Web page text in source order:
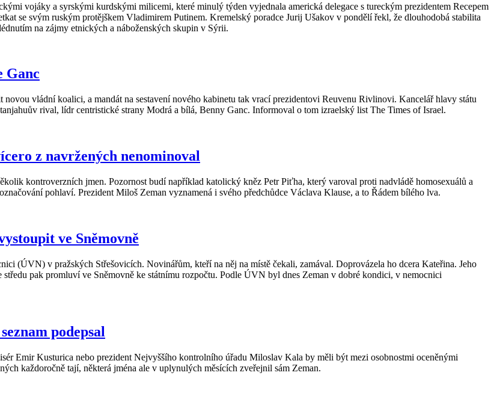
vojáky a syrskými kurdskými milicemi, které minulý týden vyjednala americká delegace s tureckým prezidentem Recepem
se svým ruským protějškem Vladimirem Putinem. Kremelský poradce Jurij Ušakov v pondělí řekl, že dlouhodobá stabilita
na zájmy etnických a náboženských skupin v Sýrii.
Ganc
vládní koalici, a mandát na sestavení nového kabinetu tak vrací prezidentovi Reuvenu Rivlinovi. Kancelář hlavy státu
rival, lídr centristické strany Modrá a bílá, Benny Ganc. Informoval o tom izraelský list The Times of Israel.
z navržených nenominoval
kontroverzních jmen. Pozornost budí například katolický kněz Petr Piťha, který varoval proti nadvládě homosexuálů a
pohlaví. Prezident Miloš Zeman vyznamená i svého předchůdce Václava Klause, a to Řádem bílého lva.
ve Sněmovně
(ÚVN) v pražských Střešovicích. Novinářům, kteří na něj na místě čekali, zamával. Doprovázela ho dcera Kateřina. Jeho
pak promluví ve Sněmovně ke státnímu rozpočtu. Podle ÚVN byl dnes Zeman v dobré kondici, v nemocnici
podepsal
Emir Kusturica nebo prezident Nejvyššího kontrolního úřadu Miloslav Kala by měli být mezi osobnostmi oceněnými
každoročně tají, některá jména ale v uplynulých měsících zveřejnil sám Zeman.